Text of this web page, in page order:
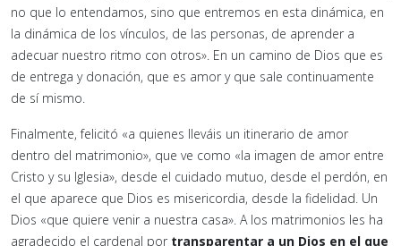
no que lo entendamos, sino que entremos en esta dinámica, en
la dinámica de los vínculos, de las personas, de aprender a
adecuar nuestro ritmo con otros». En un camino de Dios que es
de entrega y donación, que es amor y que sale continuamente
de sí mismo.
Finalmente, felicitó «a quienes lleváis un itinerario de amor
dentro del matrimonio», que ve como «la imagen de amor entre
Cristo y su Iglesia», desde el cuidado mutuo, desde el perdón, en
el que aparece que Dios es misericordia, desde la fidelidad. Un
Dios «que quiere venir a nuestra casa». A los matrimonios les ha
agradecido el cardenal por transparentar a un Dios en el que